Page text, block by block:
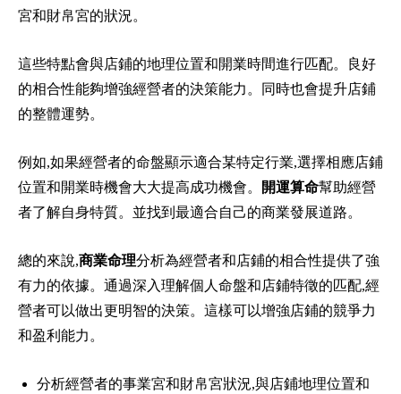
宮和財帛宮的狀況。
這些特點會與店鋪的地理位置和開業時間進行匹配。良好
的相合性能夠增強經營者的決策能力。同時也會提升店鋪
的整體運勢。
例如,如果經營者的命盤顯示適合某特定行業,選擇相應店鋪
位置和開業時機會大大提高成功機會。
開運算命幫助經營
者了解自身特質。並找到最適合自己的商業發展道路。
總的來說,商業命理分析為經營者和店鋪的相合性提供了強
有力的依據。通過深入理解個人命盤和店鋪特徵的匹配,經
營者可以做出更明智的決策。這樣可以增強店鋪的競爭力
和盈利能力。
分析經營者的事業宮和財帛宮狀況,與店鋪地理位置和